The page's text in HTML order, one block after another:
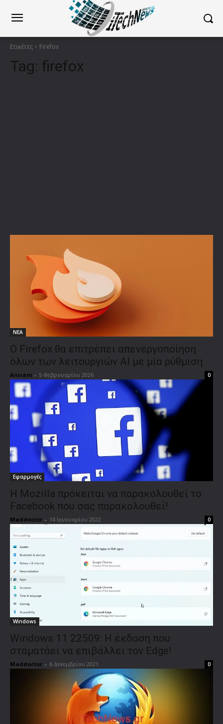
Ετικέτες Firefox
Tag: firefox
ΝΕΑ
Ο Firefox θα επιτρέπει απενεργοποίηση
όλων των λειτουργιών AI με μία ρύθμιση
Aniram - 5 Φεβρουαρίου 2026 0
Εφαρμογές
Η Mozilla πρόκειται να παρακολουθεί το
Facebook που σας παρακολουθεί!
Maddoctor - 14 Ιανουαρίου 2022 0
Windows
Windows 11 22509: Η έκδοση που
σταματάει να επιβάλλει τον Edge!
Maddoctor - 6 Δεκεμβρίου 2021 0